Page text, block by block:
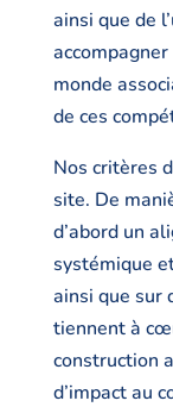
ainsi que de
monde
de ces
Nos critères
site. De
d’abord un
systémique
ainsi que sur
tiennent à
construction
d’impact au